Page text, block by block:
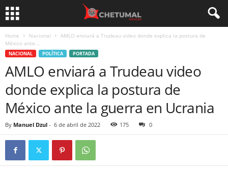
Home Nacional
AMLO enviará a Trudeau video donde explica la postura de
México ante...
NACIONAL POLÍTICA PORTADA
AMLO enviará a Trudeau video
donde explica la postura de
México ante la guerra en Ucrania
By Manuel Dzul - 6 de abril de 2022 175 0